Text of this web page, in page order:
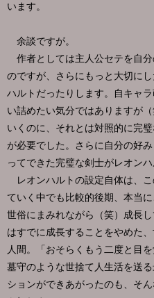
います。
余談ですが。
作者としては主人公セテを自
のですが、さらにもっと大切に
ハルトだったりします。自キャ
い詰めたい気分ではありますが
いくのに、それとは対照的に完
が必要でした。さらに自分の好
ってできた完璧な剣士がレオン
レオンハルトの設定自体は、
ていく中でも比較的後期、本当
世俗にまみれながら（笑）成長
はすでに成長することをやめた
人間。「おそらくもう二度と目
墓守のような世捨て人生活を送
ションができあがったのも、そ